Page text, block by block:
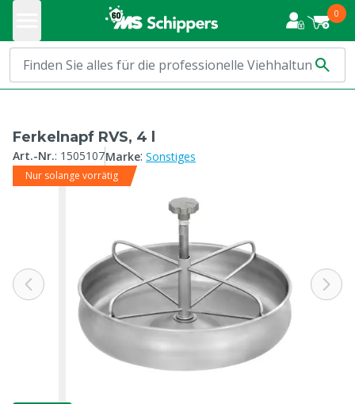
0
Ferkelnapf RVS, 4 l
Art.-Nr.: 1505107Marke: Sonstiges
Nur solange vorrätig